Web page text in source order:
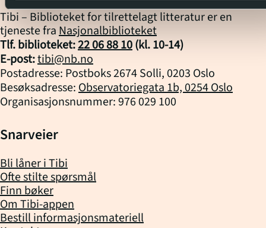
Tibi – Biblioteket for tilrettelagt litteratur er en
tjeneste fraNasjonalbiblioteket
Tlf. biblioteket:22 06 88 10(kl.10-14)
E-post:tibi@nb.no
Postadresse: Postboks 2674 Solli, 0203 Oslo
Besøksadresse:Observatoriegata 1b, 0254 Oslo
Organisasjonsnummer: 976 029 100
Snarveier
Bli låner i Tibi
Ofte stilte spørsmål
Finn bøker
Om Tibi-appen
Bestill informasjonsmateriell